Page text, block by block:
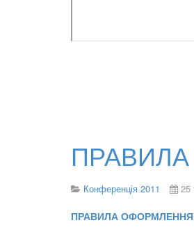
Конференція 2011 25
ПРАВИЛА ОФОРМЛЕННЯ